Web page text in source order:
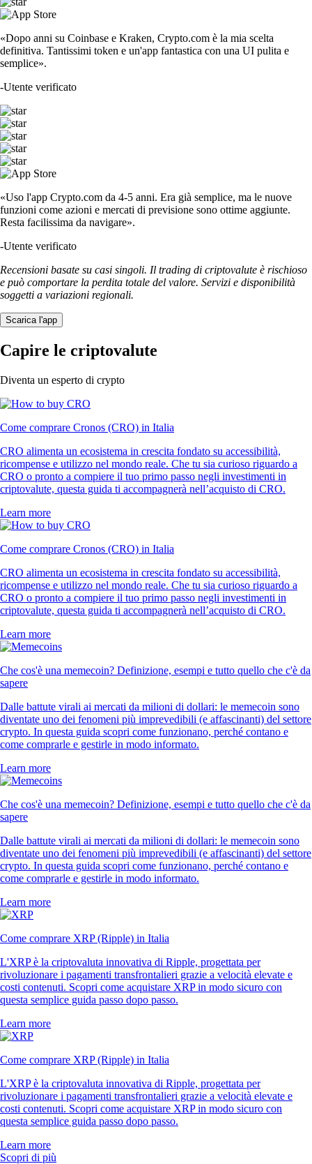
«Dopo anni su Coinbase e Kraken, Crypto.com è la mia scelta
definitiva. Tantissimi token e un'app fantastica con una UI pulita e
semplice».
-Utente verificato
«Uso l'app Crypto.com da 4-5 anni. Era già semplice, ma le nuove
funzioni come azioni e mercati di previsione sono ottime aggiunte.
Resta facilissima da navigare».
-Utente verificato
Recensioni basate su casi singoli. Il trading di criptovalute è rischioso
e può comportare la perdita totale del valore. Servizi e disponibilità
soggetti a variazioni regionali.
Scarica l'app
Capire le criptovalute
Diventa un esperto di crypto
Come comprare Cronos (CRO) in Italia
CRO alimenta un ecosistema in crescita fondato su accessibilità,
ricompense e utilizzo nel mondo reale. Che tu sia curioso riguardo a
CRO o pronto a compiere il tuo primo passo negli investimenti in
criptovalute, questa guida ti accompagnerà nell’acquisto di CRO.
Learn more
Come comprare Cronos (CRO) in Italia
CRO alimenta un ecosistema in crescita fondato su accessibilità,
ricompense e utilizzo nel mondo reale. Che tu sia curioso riguardo a
CRO o pronto a compiere il tuo primo passo negli investimenti in
criptovalute, questa guida ti accompagnerà nell’acquisto di CRO.
Learn more
Che cos'è una memecoin? Definizione, esempi e tutto quello che c'è da
sapere
Dalle battute virali ai mercati da milioni di dollari: le memecoin sono
diventate uno dei fenomeni più imprevedibili (e affascinanti) del settore
crypto. In questa guida scopri come funzionano, perché contano e
come comprarle e gestirle in modo informato.
Learn more
Che cos'è una memecoin? Definizione, esempi e tutto quello che c'è da
sapere
Dalle battute virali ai mercati da milioni di dollari: le memecoin sono
diventate uno dei fenomeni più imprevedibili (e affascinanti) del settore
crypto. In questa guida scopri come funzionano, perché contano e
come comprarle e gestirle in modo informato.
Learn more
Come comprare XRP (Ripple) in Italia
L'XRP è la criptovaluta innovativa di Ripple, progettata per
rivoluzionare i pagamenti transfrontalieri grazie a velocità elevate e
costi contenuti. Scopri come acquistare XRP in modo sicuro con
questa semplice guida passo dopo passo.
Learn more
Come comprare XRP (Ripple) in Italia
L'XRP è la criptovaluta innovativa di Ripple, progettata per
rivoluzionare i pagamenti transfrontalieri grazie a velocità elevate e
costi contenuti. Scopri come acquistare XRP in modo sicuro con
questa semplice guida passo dopo passo.
Learn more
Scopri di più